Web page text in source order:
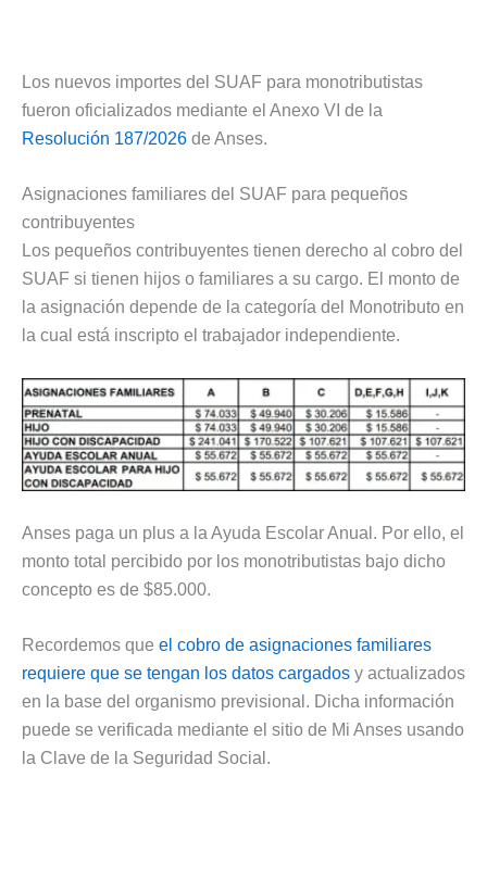
Los nuevos importes del SUAF para monotributistas
fueron oficializados mediante el Anexo VI de la
Resolución 187/2026 de Anses.
Asignaciones familiares del SUAF para pequeños
contribuyentes
Los pequeños contribuyentes tienen derecho al cobro del
SUAF si tienen hijos o familiares a su cargo. El monto de
la asignación depende de la categoría del Monotributo en
la cual está inscripto el trabajador independiente.
Anses paga un plus a la Ayuda Escolar Anual. Por ello, el
monto total percibido por los monotributistas bajo dicho
concepto es de $85.000.
Recordemos que el cobro de asignaciones familiares
requiere que se tengan los datos cargados y actualizados
en la base del organismo previsional. Dicha información
puede se verificada mediante el sitio de Mi Anses usando
la Clave de la Seguridad Social.